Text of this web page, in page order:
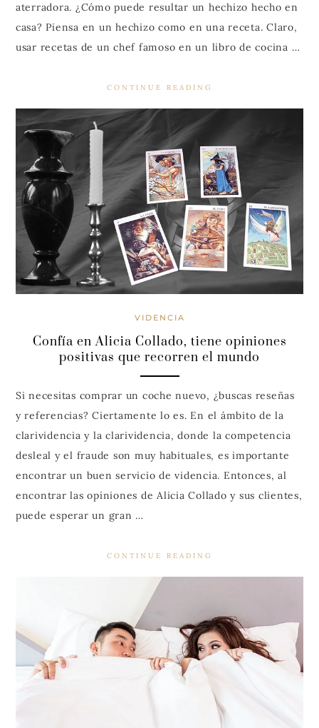
aterradora. ¿Cómo puede resultar un hechizo hecho en
casa? Piensa en un hechizo como en una receta. Claro,
usar recetas de un chef famoso en un libro de cocina …
CONTINUE READING
VIDENCIA
Confía en Alicia Collado, tiene opiniones
positivas que recorren el mundo
Si necesitas comprar un coche nuevo, ¿buscas reseñas
y referencias? Ciertamente lo es. En el ámbito de la
clarividencia y la clarividencia, donde la competencia
desleal y el fraude son muy habituales, es importante
encontrar un buen servicio de videncia. Entonces, al
encontrar las opiniones de Alicia Collado y sus clientes,
puede esperar un gran …
CONTINUE READING